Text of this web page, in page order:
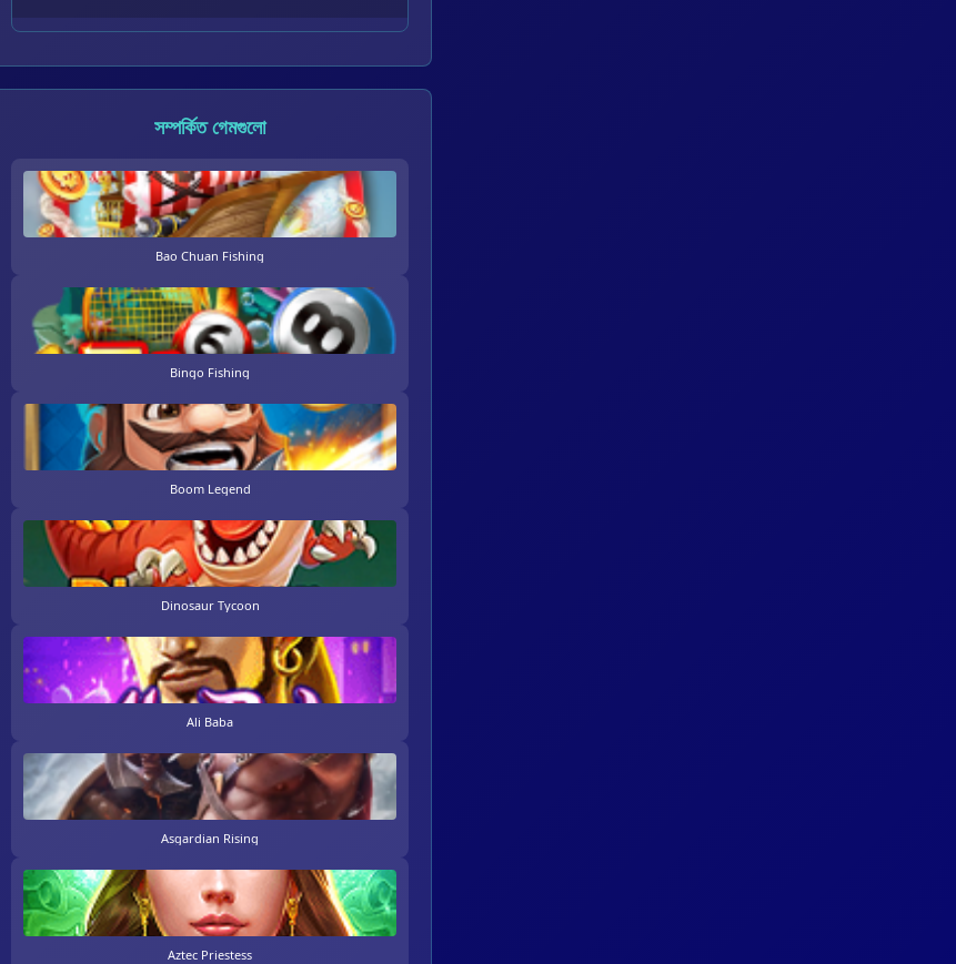
সম্পর্কিত গেমগুলো
Bao Chuan Fishing
Bingo Fishing
Boom Legend
Dinosaur Tycoon
Ali Baba
Asgardian Rising
Aztec Priestess